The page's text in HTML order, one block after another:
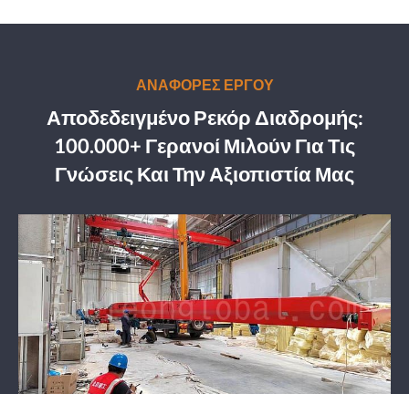
ΑΝΑΦΟΡΕΣ ΕΡΓΟΥ
Αποδεδειγμένο Ρεκόρ Διαδρομής:
100.000+ Γερανοί Μιλούν Για Τις
Γνώσεις Και Την Αξιοπιστία Μας